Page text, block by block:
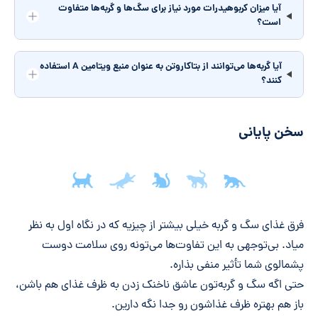
آیا میزان کربوهیدرات مورد نیاز برای سگ‌ها و گربه‌ها متفاوت
است؟
آیا گربه‌ها می‌توانند از بتاکاروتن به عنوان منبع ویتامین A استفاده
کنند؟
سخن پایانی
جمع‌بندی مقاله
فرق غذای سگ و گربه خیلی بیشتر از چیزیه که در نگاه اول به نظر
میاد. بی‌توجهی به این تفاوت‌ها می‌تونه روی سلامت دوست
پشمالوی شما تأثیر منفی بذاره.
حتی اگه سگ و گربه‌تون عاشق ناخنک زدن به ظرف غذای هم باشن،
باز هم بهتره ظرف غذاشون رو جدا نگه دارین.